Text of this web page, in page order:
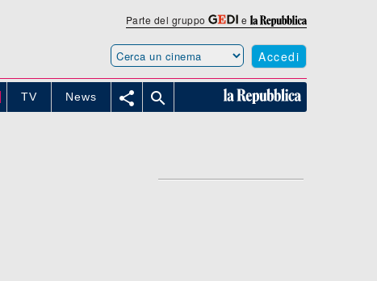
Parte del gruppo e
Accedi
TV News  